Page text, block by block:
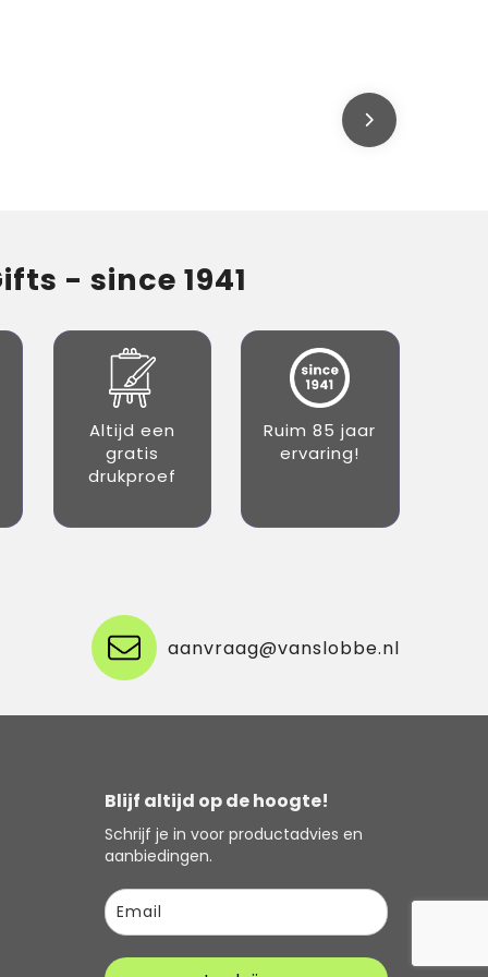
- since 1941
Altijd een
gratis
drukproef
Ruim 85 jaar
ervaring!
aanvraag@vanslobbe.nl
Blijf altijd op de hoogte!
Schrijf je in voor productadvies en
aanbiedingen.